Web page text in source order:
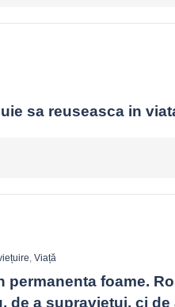
sa reuseasca in
, Viață
permanenta foame.
de a supravietui, ci de